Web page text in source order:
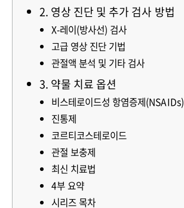
2. 영상 진단 및 추가 검사 방법
X-레이(방사선) 검사
고급 영상 진단 기법
관절액 분석 및 기타 검사
3. 약물 치료 옵션
비스테로이드성 항염증제(NSAIDs)
진통제
코르티코스테로이드
관절 보충제
최신 치료법
4부 요약
시리즈 목차